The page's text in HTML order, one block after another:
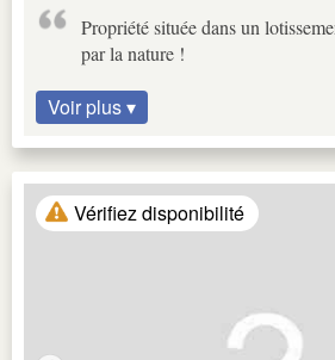
Propriété située dans un
par la nature !
Voir plus ▾
Vérifiez disponibilité